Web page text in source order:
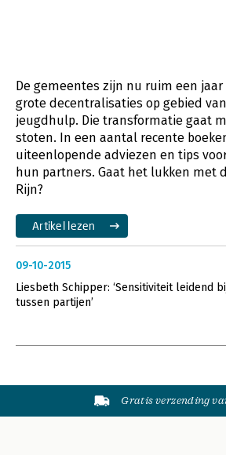
De gemeentes zijn nu ruim een
grote decentralisaties op gebied
jeugdhulp. Die transformatie gaat
stoten. In een aantal recente
uiteenlopende adviezen en tips
hun partners. Gaat het lukken met
Rijn?
Artikel lezen
09-10-2015
Liesbeth Schipper: ‘Sensitiviteit leidend
tussen partijen’
Gratis verzending